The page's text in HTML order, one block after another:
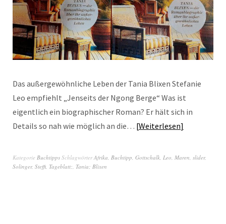
Das außergewöhnliche Leben der Tania Blixen Stefanie
Leo empfiehlt „Jenseits der Ngong Berge“ Was ist
eigentlich ein biographischer Roman? Er hält sich in
Details so nah wie möglich an die… Weiterlesen
Kategorie Buchtipps SchlagwörterAfrika, Buchtipp, Gottschalk, Leo, Maren, slider,
Solinger, Steffi, Tageblatt;, Tania; Blixen